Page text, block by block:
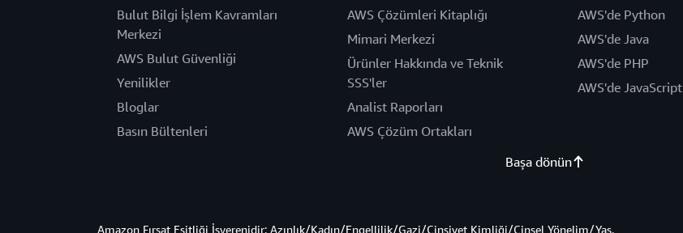
Bulut Bilgi İşlem Kavramları
Merkezi
AWS Bulut Güvenliği
Yenilikler
Bloglar
Basın Bültenleri
AWS Çözümleri Kitaplığı
Mimari Merkezi
Ürünler Hakkında ve Teknik
SSS'ler
Analist Raporları
AWS Çözüm Ortakları
AWS'de Python
AWS'de Java
AWS'de PHP
AWS'de JavaScript
Başa dönün
Amazon Fırsat Eşitliği İşverenidir: Azınlık/Kadın/Engellilik/Gazi/Cinsiyet Kimliği/Cinsel Yönelim/Yaş.